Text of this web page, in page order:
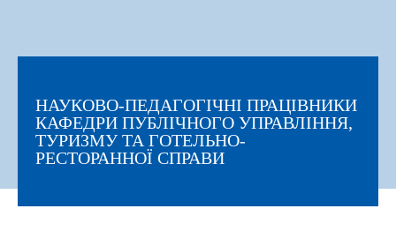
НАУКОВО-ПЕДАГОГІЧНІ ПРАЦІВНИКИ
КАФЕДРИ ПУБЛІЧНОГО УПРАВЛІННЯ,
ТУРИЗМУ ТА ГОТЕЛЬНО-
РЕСТОРАННОЇ СПРАВИ